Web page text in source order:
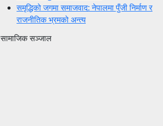
समृद्धिको जगमा समाजवाद: नेपालमा पुँजी निर्माण र
राजनीतिक भ्रमको अन्त्य
सामाजिक सञ्जाल